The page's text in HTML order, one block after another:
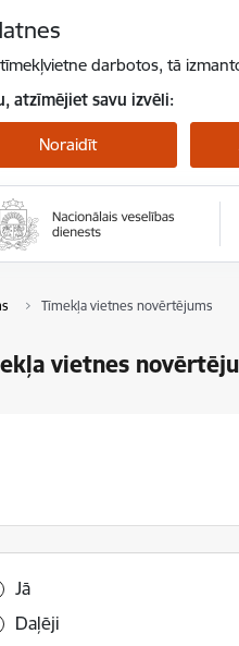
darbotos, tā
atzīmējiet savu izvēli:
Noraidīt
Tīmekļa vietnes novērtējums
vietnes
šī informācija bija noderīga?
Jā
Daļēji